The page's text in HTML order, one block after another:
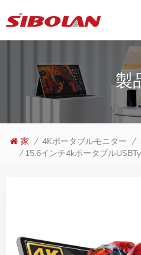
製
家 / 4Kポータブルモニター /
/ 15.6インチ4kポータブル